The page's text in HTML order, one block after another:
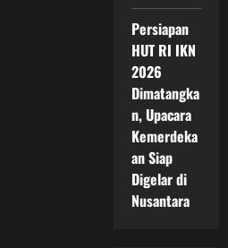
Persiapan
HUT RI IKN
2026
Dimatangka
n, Upacara
Kemerdeka
an Siap
Digelar di
Nusantara